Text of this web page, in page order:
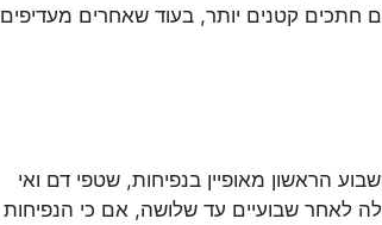
חתכים קטנים יותר, בעוד שאחרים מעדיפים
הראשון מאופיין בנפיחות, שטפי דם ואי
לאחר שבועיים עד שלושה, אם כי הנפיחות